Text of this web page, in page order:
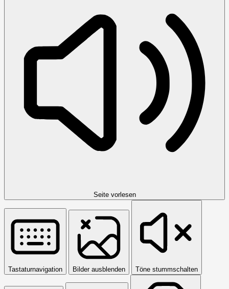
Seite vorlesen
Tastaturnavigation Bilder ausblenden Töne stummschalten